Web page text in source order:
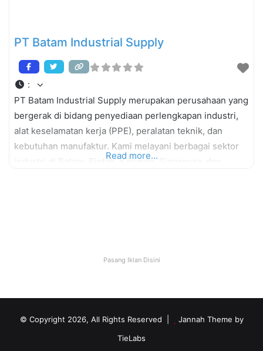
PT Batam Industrial Supply
:
PT Batam Industrial Supply merupakan perusahaan yang
bergerak di bidang penyediaan perlengkapan industri,
alat keselamatan kerja (PPE), peralatan teknik, dan
kebutuhan manufaktur. Kami melayani berbagai sektor
industri di Batam, Bintan, Karimun, Singapura, dan
Read more...
Pasang Iklan Disini
© Copyright 2026, All Rights Reserved |
Jannah Theme by
TieLabs